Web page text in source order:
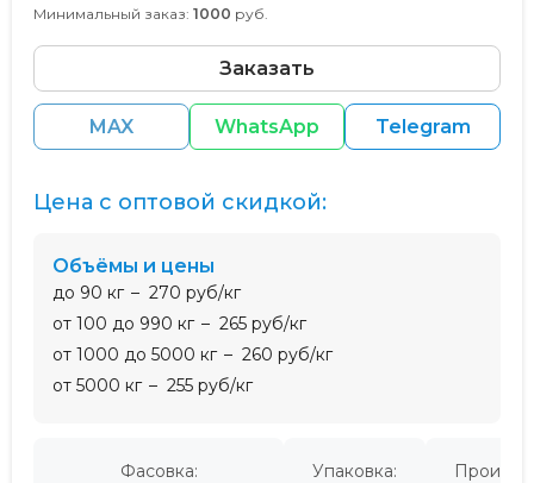
Минимальный заказ: 1000 руб.
Заказать
MAX WhatsApp Telegram
Фасовка:
Упаковка:
Цена с оптовой скидкой:
Объёмы и цены
до 90 кг
270 руб/кг
от 100 до 990 кг
265 руб/кг
от 1000 до 5000 кг
260 руб/кг
от 5000 кг
255 руб/кг